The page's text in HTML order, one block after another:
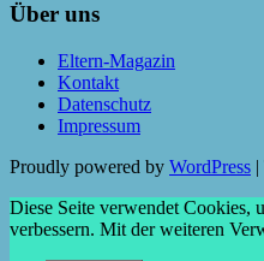
Über uns
Eltern-Magazin
Kontakt
Datenschutz
Impressum
Proudly powered by WordPress |
Diese Seite verwendet Cookies,
verbessern. Mit der weiteren